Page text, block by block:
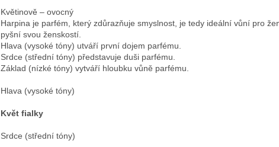
Květinově – ovocný
Harpina je parfém, který zdůrazňuje smyslnost, je tedy ideální vůní pro
pyšní svou ženskostí.
Hlava (vysoké tóny) utváří první dojem parfému.
Srdce (střední tóny) představuje duši parfému.
Základ (nízké tóny) vytváří hloubku vůně parfému.
Hlava (vysoké tóny)
Květ fialky
Srdce (střední tóny)